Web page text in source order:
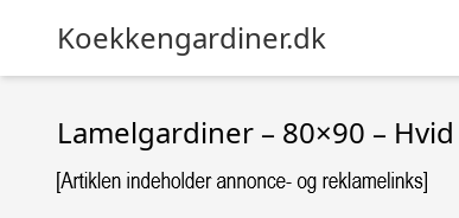
Koekkengardiner.dk
Lamelgardiner – 80×90 – Hvid